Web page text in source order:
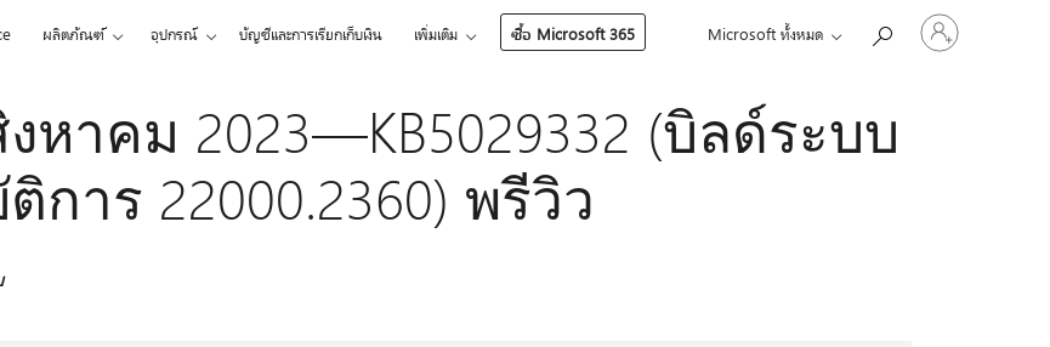
ผลิตภัณฑ์ อุปกรณ์ บัญชีและการเรียกเก็บเงิน เพิ่มเติม ซื้อ Microsoft 365 Microsoft ทั้งหมด
ลงชื่อ
เข้า
หาคม 2023—KB5029332 (บิลด์ระบบ
การ 22000.2360) พรีวิว